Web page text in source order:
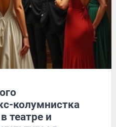
колумнистка
театре и